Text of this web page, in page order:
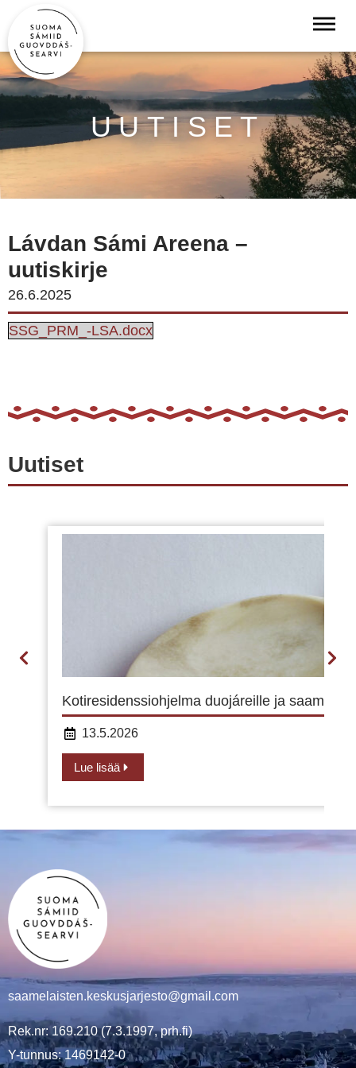
UUTISET
Lávdan Sámi Areena –
uutiskirje
26.6.2025
SSG_PRM_-LSA.docx
Uutiset
Kotiresidenssiohjelma duojáreille ja
13.5.2026
Lue lisää
saamelaisten.keskusjarjesto@gmail.com
Rek.nr: 169.210 (7.3.1997, prh.fi)
Y-tunnus: 1469142-0